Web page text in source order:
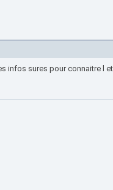
infos sures pour connaitre l